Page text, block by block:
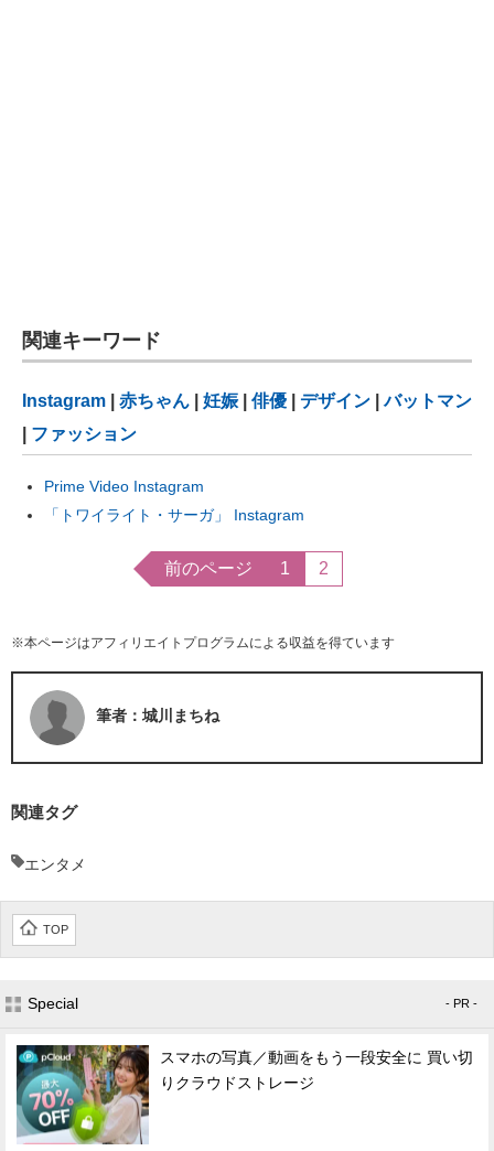
関連キーワード
Instagram 赤ちゃん 妊娠| 俳優 デザイン |バットマン
ファッション
Prime Video Instagram
「トワイライト・サーガ」 Instagram
前のページ 1 2
※本ページはアフィリエイトプログラムによる収益を得ています
筆者：城川まちね
関連タグ
エンタメ
TOP
Special - PR -
スマホの写真／動画をもう一段安全に 買い切
りクラウドストレージ